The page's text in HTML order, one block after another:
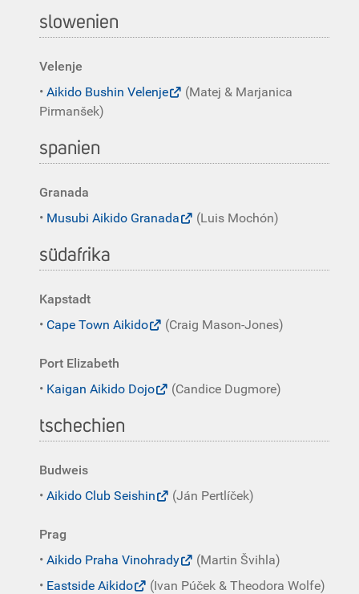
slowenien
Velenje
• Aikido Bushin Velenje
(Matej & Marjanica
Pirmanšek)
spanien
Granada
• Musubi Aikido Granada (Luis Mochón)
südafrika
Kapstadt
• Cape Town Aikido (Craig Mason-Jones)
Port Elizabeth
• Kaigan Aikido Dojo (Candice Dugmore)
tschechien
Budweis
• Aikido Club Seishin (Ján Pertlíček)
Prag
• Aikido Praha Vinohrady
(Martin Švihla)
• Eastside Aikido
(Ivan Púček & Theodora Wolfe)